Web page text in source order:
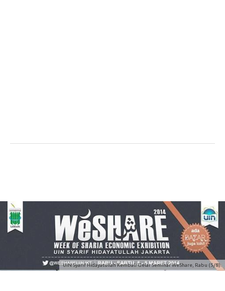
UIN Syarif Hidayatullah Kembali Gelar Seminar WeShare, Rabu (5/8).